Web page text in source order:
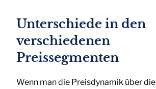
Unterschiede in den
verschiedenen
Preissegmenten
Wenn man die Preisdynamik über die